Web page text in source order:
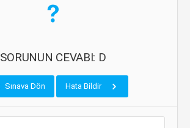
SORUNUN CEVABI: D
Sınava Dön Hata Bildir